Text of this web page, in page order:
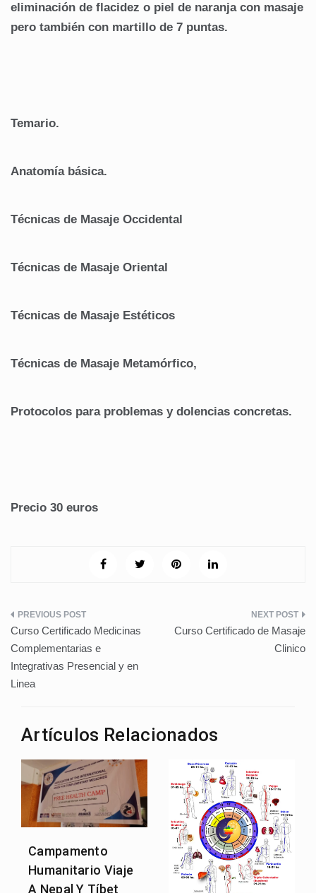
eliminación de flacidez o piel de naranja con masaje
pero también con martillo de 7 puntas.
Temario.
Anatomía básica.
Técnicas de Masaje Occidental
Técnicas de Masaje Oriental
Técnicas de Masaje Estéticos
Técnicas de Masaje Metamórfico,
Protocolos para problemas y dolencias concretas.
Precio 30 euros
Navegación
de
entradas
Curso Certificado Medicinas
Complementarias e
Integrativas Presencial y en
Linea
Curso Certificado de Masaje
Clinico
Artículos Relacionados
Campamento
Humanitario Viaje
A Nepal Y Tíbet